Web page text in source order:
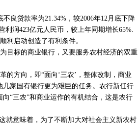
良贷款率为21.34%，较2006年12月底下降
利润423亿元人民币，较上年同期增长65%.
利启动创造了有利条件。
标的商业银行，又要服务农村经济的双重
方向，即“面向‘三农’，整体改制，商业
家国有银行更为艰巨的任务。农行新任行
“三农”和商业运作的有机结合，这是农行
意味着，为了不断加大对社会主义新农村